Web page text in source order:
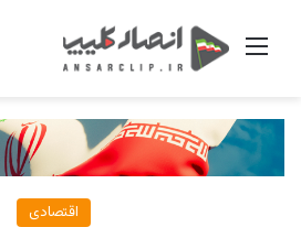
منو
اقتصادی